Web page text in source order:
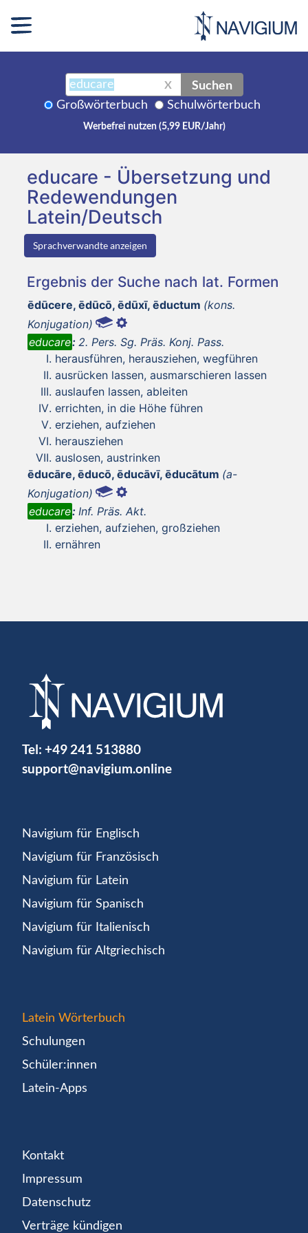
X Suchen
Großwörterbuch Schulwörterbuch
Werbefrei nutzen (5,99 EUR/Jahr)
educare - Übersetzung und
Redewendungen
Latein/Deutsch
Sprachverwandte anzeigen
Ergebnis der Suche nach lat. Formen
ēdūcere, ēdūcō, ēdūxī, ēductum (kons.
Konjugation)
educare: 2. Pers. Sg. Präs. Konj. Pass.
herausführen, herausziehen, wegführen
ausrücken lassen, ausmarschieren lassen
auslaufen lassen, ableiten
errichten, in die Höhe führen
erziehen, aufziehen
herausziehen
auslosen, austrinken
ēducāre, ēducō, ēducāvī, ēducātum (a-
Konjugation)
educare: Inf. Präs. Akt.
erziehen, aufziehen, großziehen
ernähren
Tel: +49 241 513880
support@navigium.online
Navigium für Englisch
Navigium für Französisch
Navigium für Latein
Navigium für Spanisch
Navigium für Italienisch
Navigium für Altgriechisch
Latein Wörterbuch
Schulungen
Schüler:innen
Latein-Apps
Kontakt
Impressum
Datenschutz
Verträge kündigen